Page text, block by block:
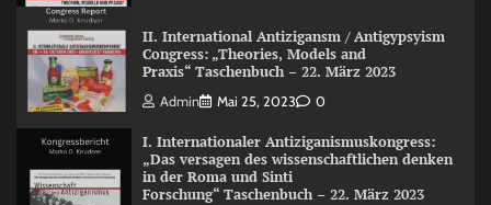
II. International Antizigansm / Antigypsyism
Congress: „Theories, Models and
Praxis“ Taschenbuch – 22. März 2023
Admin Mai 25, 2023 0
I. Internationaler Antiziganismuskongress:
„Das versagen des wissenschaftlichen denken
in der Roma und Sinti
Forschung“ Taschenbuch – 22. März 2023